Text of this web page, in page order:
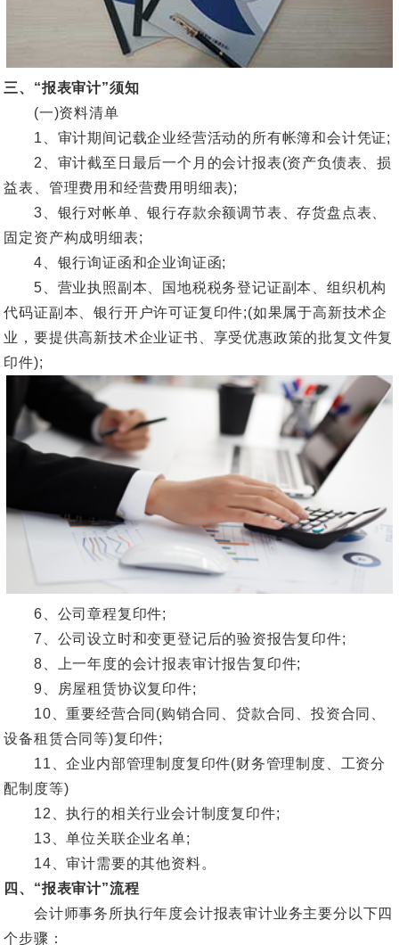
三、“报表审计”须知
(一)资料清单
1、审计期间记载企业经营活动的所有帐簿和会计凭证;
2、审计截至日最后一个月的会计报表(资产负债表、损
益表、管理费用和经营费用明细表);
3、银行对帐单、银行存款余额调节表、存货盘点表、
固定资产构成明细表;
4、银行询证函和企业询证函;
5、营业执照副本、国地税税务登记证副本、组织机构
代码证副本、银行开户许可证复印件;(如果属于高新技术企
业，要提供高新技术企业证书、享受优惠政策的批复文件复
印件);
6、公司章程复印件;
7、公司设立时和变更登记后的验资报告复印件;
8、上一年度的会计报表审计报告复印件;
9、房屋租赁协议复印件;
10、重要经营合同(购销合同、贷款合同、投资合同、
设备租赁合同等)复印件;
11、企业内部管理制度复印件(财务管理制度、工资分
配制度等)
12、执行的相关行业会计制度复印件;
13、单位关联企业名单;
14、审计需要的其他资料。
四、“报表审计”流程
会计师事务所执行年度会计报表审计业务主要分以下四
个步骤：